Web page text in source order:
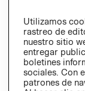
Utilizamos
rastreo de
nuestro sitio
entregar
boletines
sociales. Con
patrones de